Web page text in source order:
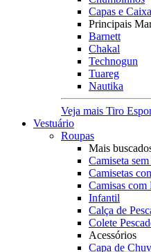
Capas e
Principais
Barnett
Chakal
Technogun
Tuareg
Nautika
Veja mais Tiro
Vestuário
Roupas
Mais
Camiseta
Camisetas
Camisas com
Infantil
Calça de
Colete
Acessórios
Capa de